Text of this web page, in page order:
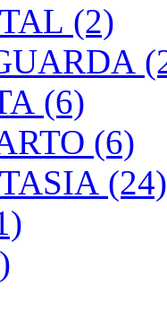
(2)
(6)
(6)
(24)